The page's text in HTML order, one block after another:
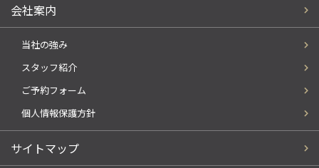
会社案内
当社の強み
スタッフ紹介
ご予約フォーム
個人情報保護方針
サイトマップ